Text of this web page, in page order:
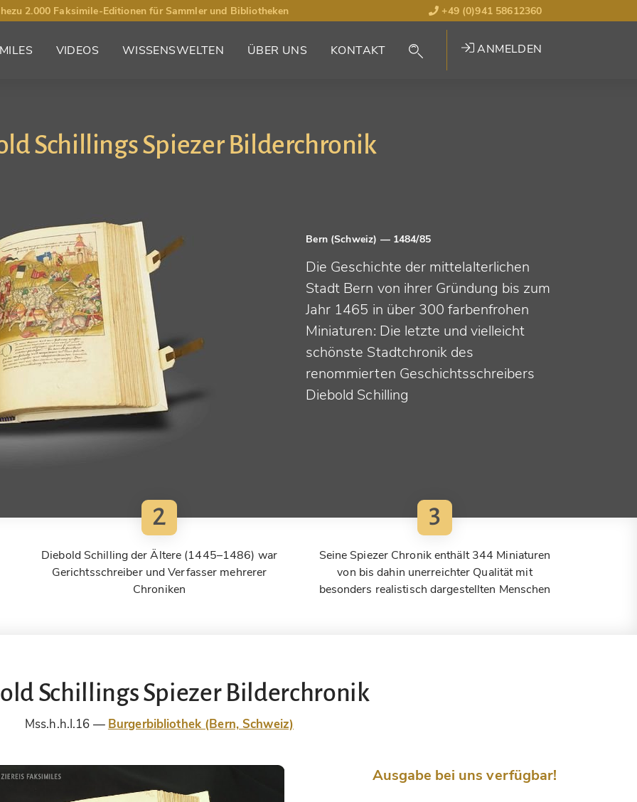
2.000 Faksimile-Editionen für Sammler und Bibliotheken +49 (0)941 58612360
VIDEOS WISSENSWELTEN ÜBER UNS KONTAKT ANMELDEN
Schillings Spiezer Bilderchronik
Bern (Schweiz) — 1484/85
Die Geschichte der mittelalterlichen
Stadt Bern von ihrer Gründung bis zum
Jahr 1465 in über 300 farbenfrohen
Miniaturen: Die letzte und vielleicht
schönste Stadtchronik des
renommierten Geschichtsschreibers
Diebold Schilling
2
Diebold Schilling der Ältere (1445–1486) war
Gerichtsschreiber und Verfasser mehrerer
Chroniken
3
Seine Spiezer Chronik enthält 344 Miniaturen
von bis dahin unerreichter Qualität mit
besonders realistisch dargestellten Menschen
Schillings Spiezer Bilderchronik
Mss.h.h.I.16 Burgerbibliothek (Bern, Schweiz)
Ausgabe bei uns verfügbar!